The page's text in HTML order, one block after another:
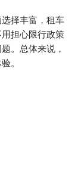
择丰富，租车
担心限行政策
。总体来说，
。